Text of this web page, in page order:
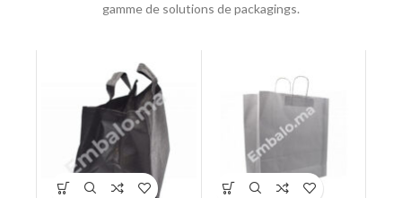
gamme de solutions de packagings.